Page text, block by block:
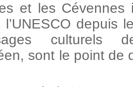
et les Cévennes
l’UNESCO depuis
culturels de
sont le point de